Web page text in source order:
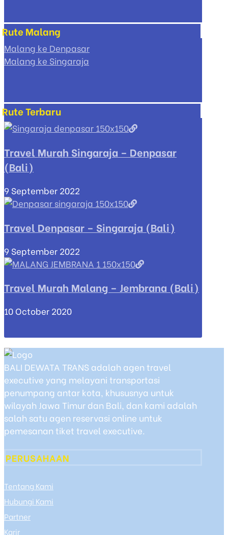
Rute Malang
Malang ke Denpasar
Malang ke Singaraja
Rute Terbaru
Travel Murah Singaraja – Denpasar
(Bali)
9 September 2022
Travel Denpasar – Singaraja (Bali)
9 September 2022
Travel Murah Malang – Jembrana (Bali)
10 October 2020
BALI DEWATA TRANS adalah agen travel
executive yang melayani transportasi
penumpang antar kota, khususnya untuk
wilayah Jawa Timur dan Bali, dan kami adalah
salah satu agen reservasi online untuk
pemesanan tiket travel executive.
PERUSAHAAN
Tentang Kami
Hubungi Kami
Partner
Karir